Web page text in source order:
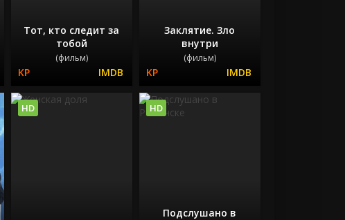
Тот, кто следит за
тобой
(фильм)
Заклятие. Зло
внутри
(фильм)
HD
Подслушано в
HD